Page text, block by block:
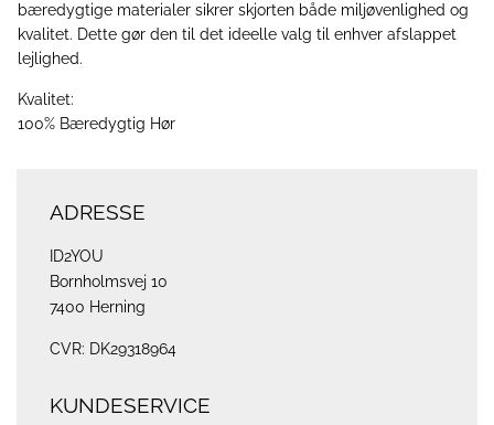
bæredygtige materialer sikrer skjorten både miljøvenlighed og
kvalitet. Dette gør den til det ideelle valg til enhver afslappet
lejlighed.
Kvalitet:
100% Bæredygtig Hør
ADRESSE
ID2YOU
Bornholmsvej 10
7400 Herning
CVR: DK29318964
KUNDESERVICE